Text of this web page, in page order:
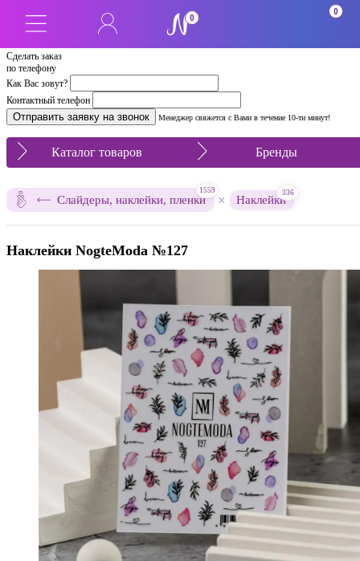
Сделать заказ
по телефону
Как Вас зовут?
Контактный телефон
Менеджер свяжется с Вами в течение 10-ти минут!
0
0
Каталог товаров Бренды
Слайдеры, наклейки, пленки
1559
× Наклейки
336
Наклейки NogteModa №127